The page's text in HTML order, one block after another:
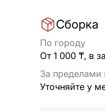
Сборка
По городу
От 1 000 ₸, в
За пределами
Уточняйте у